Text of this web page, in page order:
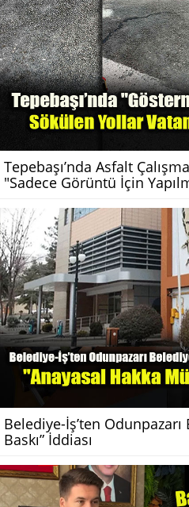
Tepebaşı’nda Asfalt
"Sadece Görüntü İçin
Belediye-İş’ten Odunpazarı
Baskı” İddiası